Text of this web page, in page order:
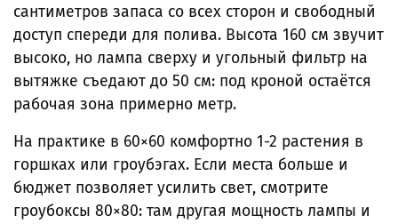
сантиметров запаса со всех сторон и свободный
доступ спереди для полива. Высота 160 см звучит
высоко, но лампа сверху и угольный фильтр на
вытяжке съедают до 50 см: под кроной остаётся
рабочая зона примерно метр.
На практике в 60×60 комфортно 1-2 растения в
горшках или гроубэгах. Если места больше и
бюджет позволяет усилить свет, смотрите
гроубоксы 80×80: там другая мощность лампы и